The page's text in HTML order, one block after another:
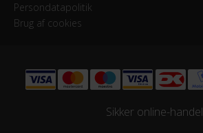
Persondatapolitik
Brug af cookies
Sikker online-handel